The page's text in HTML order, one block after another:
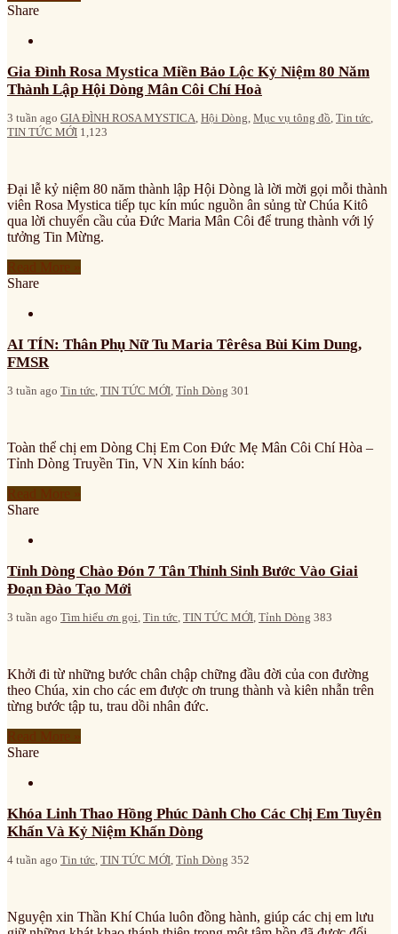
Share
Gia Đình Rosa Mystica Miền Bảo Lộc Kỷ Niệm 80 Năm
Thành Lập Hội Dòng Mân Côi Chí Hoà
3 tuần ago GIA ĐÌNH ROSA MYSTICA, Hội Dòng, Mục vụ tông đồ, Tin tức,
TIN TỨC MỚI 1,123
Đại lễ kỷ niệm 80 năm thành lập Hội Dòng là lời mời gọi mỗi thành
viên Rosa Mystica tiếp tục kín múc nguồn ân sủng từ Chúa Kitô
qua lời chuyển cầu của Đức Maria Mân Côi để trung thành với lý
tưởng Tin Mừng.
Share
AI TÍN: Thân Phụ Nữ Tu Maria Têrêsa Bùi Kim Dung,
FMSR
3 tuần ago Tin tức, TIN TỨC MỚI, Tỉnh Dòng 301
Toàn thể chị em Dòng Chị Em Con Đức Mẹ Mân Côi Chí Hòa –
Tỉnh Dòng Truyền Tin, VN Xin kính báo:
Share
Tỉnh Dòng Chào Đón 7 Tân Thỉnh Sinh Bước Vào Giai
Đoạn Đào Tạo Mới
3 tuần ago Tìm hiểu ơn gọi, Tin tức, TIN TỨC MỚI, Tỉnh Dòng 383
Khởi đi từ những bước chân chập chững đầu đời của con đường
theo Chúa, xin cho các em được ơn trung thành và kiên nhẫn trên
từng bước tập tu, trau dồi nhân đức.
Share
Khóa Linh Thao Hồng Phúc Dành Cho Các Chị Em Tuyên
Khấn Và Kỷ Niệm Khấn Dòng
4 tuần ago Tin tức, TIN TỨC MỚI, Tỉnh Dòng 352
Nguyện xin Thần Khí Chúa luôn đồng hành, giúp các chị em lưu